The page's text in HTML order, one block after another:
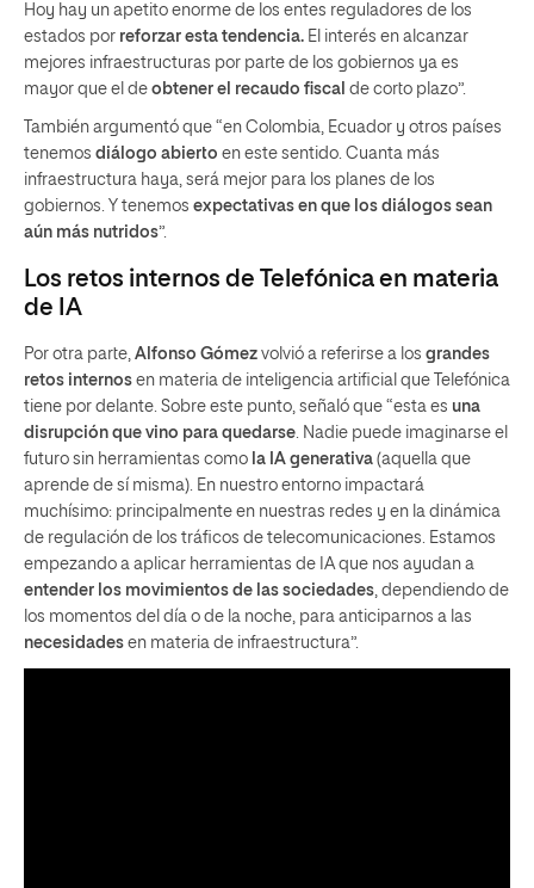
Hoy hay un apetito enorme de los entes reguladores de los
estados por reforzar esta tendencia. El interés en alcanzar
mejores infraestructuras por parte de los gobiernos ya es
mayor que el de obtener el recaudo fiscal de corto plazo”.
También argumentó que “en Colombia, Ecuador y otros países
tenemos diálogo abierto en este sentido. Cuanta más
infraestructura haya, será mejor para los planes de los
gobiernos. Y tenemos expectativas en que los diálogos sean
aún más nutridos”.
Los retos internos de Telefónica en materia
de IA
Por otra parte, Alfonso Gómez volvió a referirse a los grandes
retos internos en materia de inteligencia artificial que Telefónica
tiene por delante. Sobre este punto, señaló que “esta es una
disrupción que vino para quedarse . Nadie puede imaginarse el
futuro sin herramientas como la IA generativa (aquella que
aprende de sí misma). En nuestro entorno impactará
muchísimo: principalmente en nuestras redes y en la dinámica
de regulación de los tráficos de telecomunicaciones. Estamos
empezando a aplicar herramientas de IA que nos ayudan a
entender los movimientos de las sociedades , dependiendo de
los momentos del día o de la noche, para anticiparnos a las
necesidades en materia de infraestructura”.